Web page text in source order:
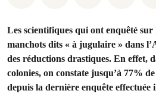
Les scientifiques qui ont enquêté sur
manchots dits « à jugulaire » dans
des réductions drastiques. En effet,
colonies, on constate jusqu’à 77%
depuis la dernière enquête effectuée